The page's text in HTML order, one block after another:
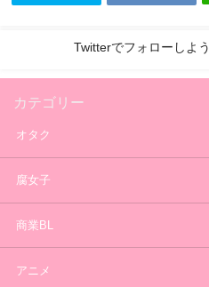
Twitterでフォローしよう
カテゴリー
オタク
腐女子
商業BL
アニメ